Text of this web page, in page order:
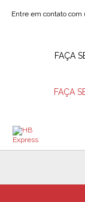
Entre em contato
FAÇA
FAÇA